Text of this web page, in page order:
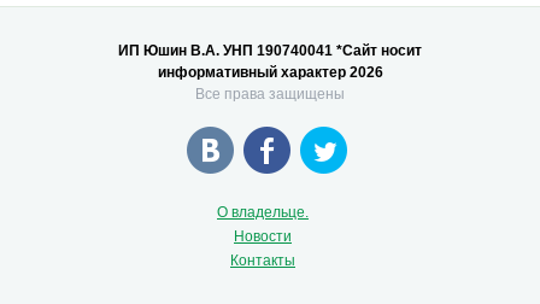
ИП Юшин В.А. УНП 190740041 *Сайт носит
информативный характер 2026
Все права защищены
О владельце.
Новости
Контакты